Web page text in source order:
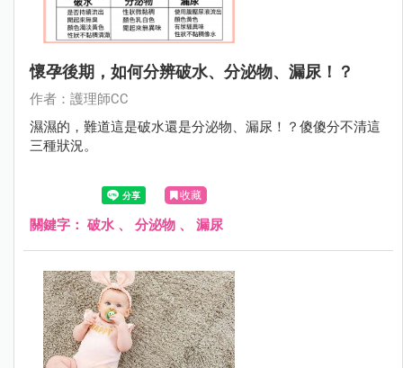
懷孕後期，如何分辨破水、分泌物、漏尿！？
作者：護理師CC
濕濕的，難道這是破水還是分泌物、漏尿！？傻傻分不清這
三種狀況。
收藏
關鍵字： 破水 、 分泌物 、 漏尿